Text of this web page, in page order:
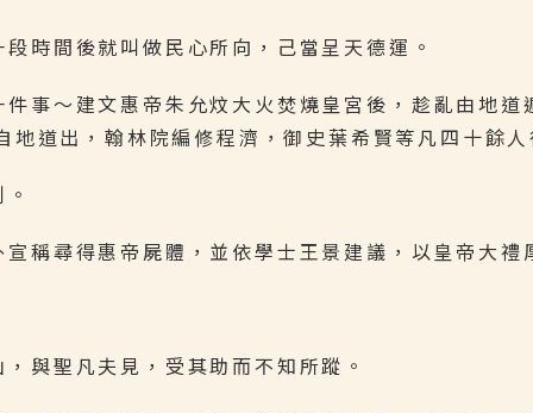
時間後就叫做民心所向，己當呈天德運。
事～建文惠帝朱允炆大火焚燒皇宮後，趁亂由地
地道出，翰林院編修程濟，御史葉希賢等凡四十餘
稱尋得惠帝屍體，並依學士王景建議，以皇帝大禮
與聖凡夫見，受其助而不知所蹤。